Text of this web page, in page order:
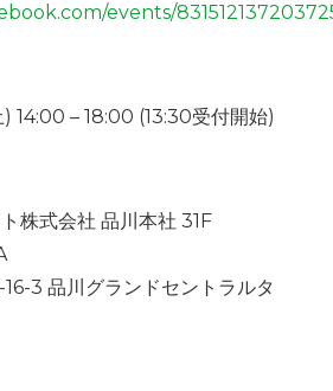
events/
14:00 – 18:00 (13:30受付開始)
株式会社 品川本社 31F
3 品川グランドセントラルタ